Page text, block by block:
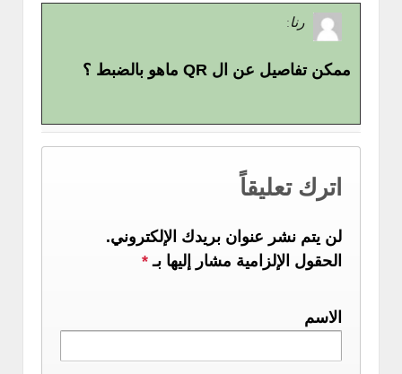
رنا:
ممكن تفاصيل عن ال QR ماهو بالضبط ؟
اترك تعليقاً
لن يتم نشر عنوان بريدك الإلكتروني.
الحقول الإلزامية مشار إليها بـ *
الاسم